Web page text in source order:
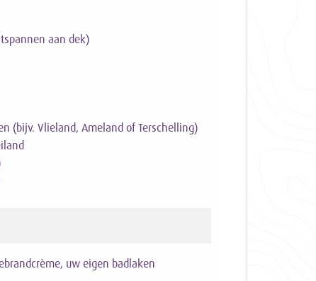
aan dek)
(bijv. Vlieland, Ameland of Terschelling)
uw eigen badlaken